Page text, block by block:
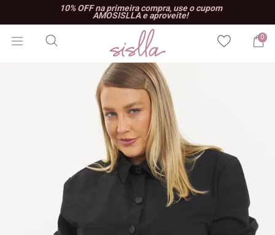
10% OFF na primeira compra, use o cupom
AMOSISLLA e aproveite!
0